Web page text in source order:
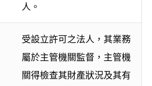
人。
受設立許可之法人，其業務
屬於主管機關監督，主管機
關得檢查其財產狀況及其有